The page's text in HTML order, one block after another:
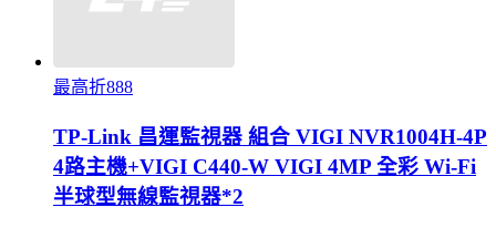
最高折888
TP-Link 昌運監視器 組合 VIGI NVR1004H-4P
4路主機+VIGI C440-W VIGI 4MP 全彩 Wi-Fi
半球型無線監視器*2